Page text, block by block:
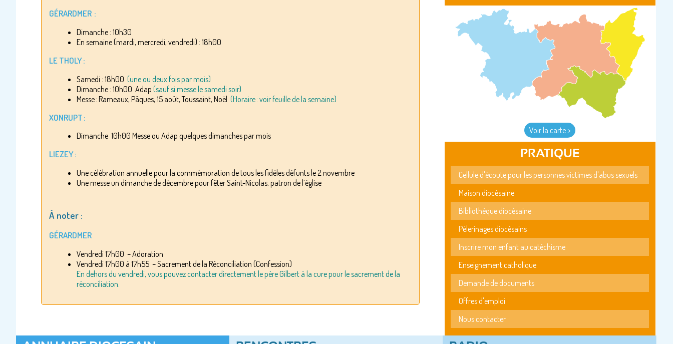
GÉRARDMER :
Dimanche : 10h30
En semaine (mardi, mercredi, vendredi) : 18h00
LE THOLY :
Samedi : 18h00 (une ou deux fois par mois)
Dimanche : 10h00 Adap (sauf si messe le samedi soir)
Messe : Rameaux, Pâques, 15 août, Toussaint, Noël (Horaire : voir feuille de la semaine)
XONRUPT :
Dimanche 10h00 Messe ou Adap quelques dimanches par mois
LIEZEY :
Une célébration annuelle pour la commémoration de tous les fidèles défunts le 2 novembre
Une messe un dimanche de décembre pour fêter Saint-Nicolas, patron de l’église
À noter :
GÉRARDMER
Vendredi 17h00 – Adoration
Vendredi 17h00 à 17h55 – Sacrement de la Réconciliation (Confession)
En dehors du vendredi, vous pouvez contacter directement le père Gilbert à la cure pour le sacrement de la
réconciliation.
Voir la carte >
PRATIQUE
Cellule d'écoute pour les personnes victimes d'abus sexuels
Maison diocésaine
Bibliothèque diocésaine
Pèlerinages diocésains
Inscrire mon enfant au catéchisme
Enseignement catholique
Demande de documents
Offres d'emploi
Nous contacter